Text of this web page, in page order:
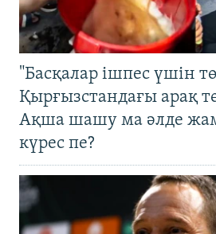
"Басқалар ішпес үшін
Қырғызстандағы арақ
Ақша шашу ма әлде
күрес пе?